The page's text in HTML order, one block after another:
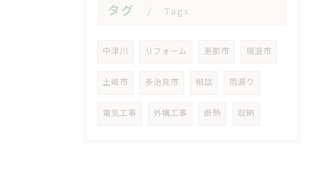
タグ Tags
中津川 リフォーム 恵那市 瑞浪市
土岐市 多治見市 相談 雨漏り
電気工事 外構工事 断熱 収納